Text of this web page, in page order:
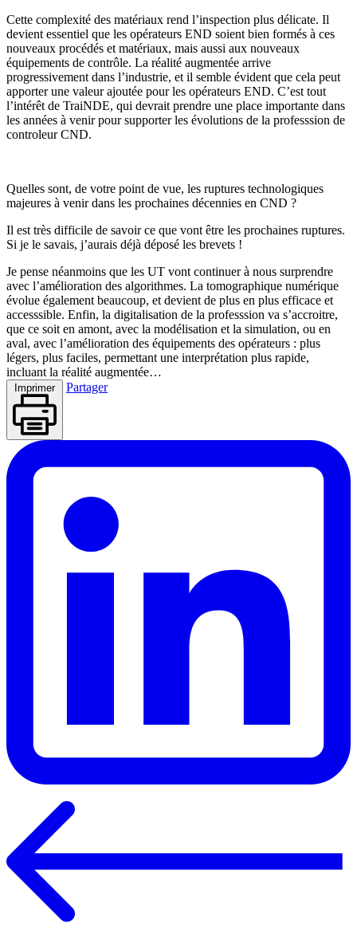
Cette complexité des matériaux rend l’inspection plus délicate. Il
devient essentiel que les opérateurs END soient bien formés à ces
nouveaux procédés et matériaux, mais aussi aux nouveaux
équipements de contrôle. La réalité augmentée arrive
progressivement dans l’industrie, et il semble évident que cela peut
apporter une valeur ajoutée pour les opérateurs END. C’est tout
l’intérêt de TraiNDE, qui devrait prendre une place importante dans
les années à venir pour supporter les évolutions de la professsion de
controleur CND.
Quelles sont, de votre point de vue, les ruptures technologiques
majeures à venir dans les prochaines décennies en CND ?
Il est très difficile de savoir ce que vont être les prochaines ruptures.
Si je le savais, j’aurais déjà déposé les brevets !
Je pense néanmoins que les UT vont continuer à nous surprendre
avec l’amélioration des algorithmes. La tomographique numérique
évolue également beaucoup, et devient de plus en plus efficace et
accesssible. Enfin, la digitalisation de la professsion va s’accroitre,
que ce soit en amont, avec la modélisation et la simulation, ou en
aval, avec l’amélioration des équipements des opérateurs : plus
légers, plus faciles, permettant une interprétation plus rapide,
incluant la réalité augmentée…
Imprimer Partager